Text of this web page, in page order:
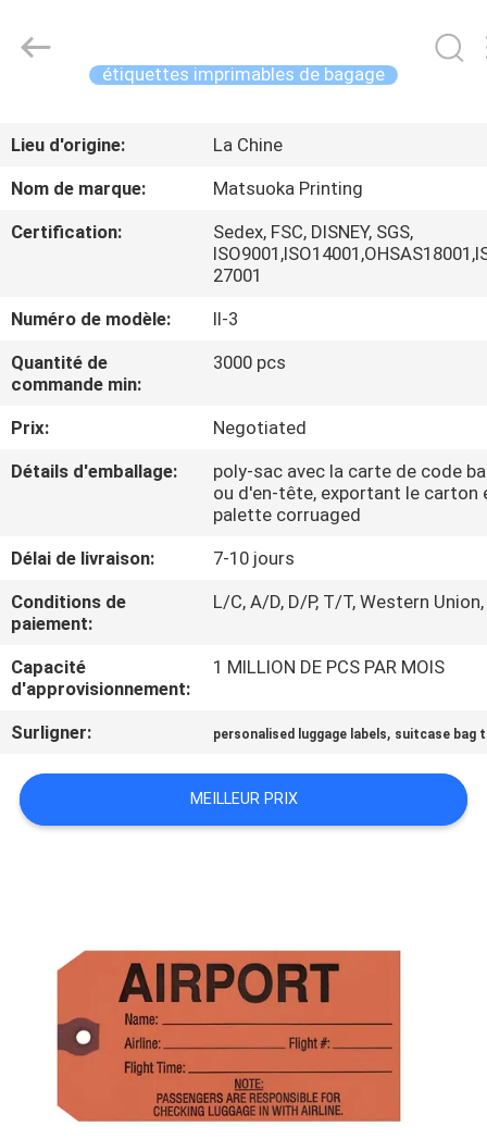
PRODUITS
DE
NOUS
VISITE
D'USINE
CONTRÔLE
QUALITÉ
CONTACTEZ-
NOUS
DEMANDEZ
UNE
PRIVACY
POLICY
printing
co.,LTD.
étiquettes imprimables de bagage
Lieu d'origine:
La Chine
Nom de marque:
Matsuoka Printing
Certification:
Sedex, FSC, DISNEY, SGS,
27001
Numéro de modèle:
ll-3
Quantité de
commande min:
3000 pcs
Prix:
Negotiated
Détails d'emballage:
poly-sac avec la carte de code
ou d'en-tête, exportant le carton
palette corruaged
Délai de livraison:
7-10 jours
Conditions de
paiement:
L/C, A/D, D/P, T/T, Western Union,
Capacité
d'approvisionnement:
1 MILLION DE PCS PAR MOIS
Surligner: personalised luggage labels, suitcase bag
MEILLEUR PRIX